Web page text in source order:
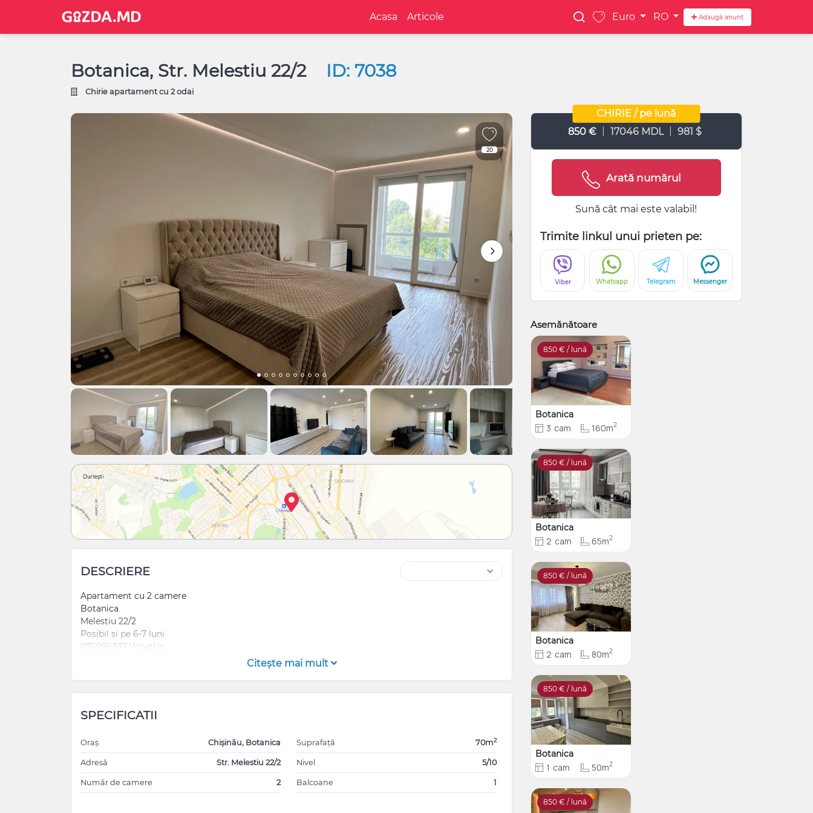
Acasa Articole Euro RO Adaugă anunț
Botanica, Str. Melestiu 22/2 ID: 7038
Chirie apartament cu 2 odai
20
DESCRIERE
Apartament cu 2 camere
Botanica
Melestiu 22/2
Posibil și pe 6-7 luni
076096337 WhatUp
Citeşte mai mult
SPECIFICATII
Oraș Chișinău, Botanica
Adresă Str. Melestiu 22/2
Număr de camere 2
Suprafață 70m2
Nivel 5/10
Balcoane 1
CHIRIE / pe lună
850 €
17046 MDL 981 $
Arată numărul
Sună cât mai este valabil!
Trimite linkul unui prieten pe:
Viber Whatsapp Telegram Messenger
Asemănătoare
850 € / lună
Botanica
3 cam 160m2
850 € / lună
Botanica
2 cam 65m2
850 € / lună
Botanica
2 cam 80m2
850 € / lună
Botanica
1 cam 50m2
850 € / lună